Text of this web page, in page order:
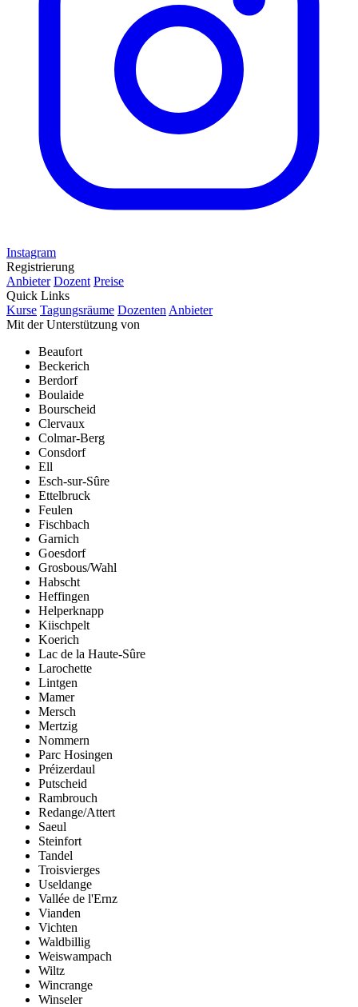
Instagram
Registrierung
Anbieter Dozent Preise
Quick Links
Kurse Tagungsräume Dozenten Anbieter
Mit der Unterstützung von
Beaufort
Beckerich
Berdorf
Boulaide
Bourscheid
Clervaux
Colmar-Berg
Consdorf
Ell
Esch-sur-Sûre
Ettelbruck
Feulen
Fischbach
Garnich
Goesdorf
Grosbous/Wahl
Habscht
Heffingen
Helperknapp
Kiischpelt
Koerich
Lac de la Haute-Sûre
Larochette
Lintgen
Mamer
Mersch
Mertzig
Nommern
Parc Hosingen
Préizerdaul
Putscheid
Rambrouch
Redange/Attert
Saeul
Steinfort
Tandel
Troisvierges
Useldange
Vallée de l'Ernz
Vianden
Vichten
Waldbillig
Weiswampach
Wiltz
Wincrange
Winseler